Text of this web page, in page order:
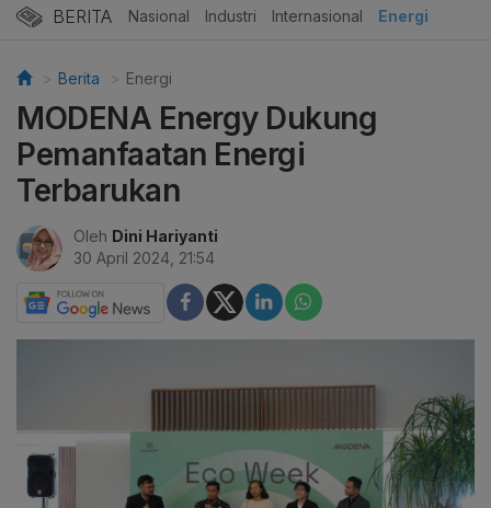
BERITA Nasional Industri Internasional Energi
Berita Energi
MODENA Energy Dukung
Pemanfaatan Energi
Terbarukan
Oleh Dini Hariyanti
30 April 2024, 21:54